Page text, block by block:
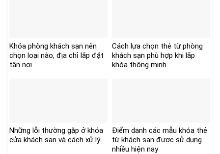
Khóa phòng khách sạn nên
chọn loại nào, địa chỉ lắp đặt
tận nơi
Cách lựa chọn thẻ từ phòng
khách sạn phù hợp khi lắp
khóa thông minh
Những lỗi thường gặp ở khóa
cửa khách sạn và cách xử lý
Điểm danh các mẫu khóa thẻ
từ khách sạn được sử dụng
nhiều hiện nay